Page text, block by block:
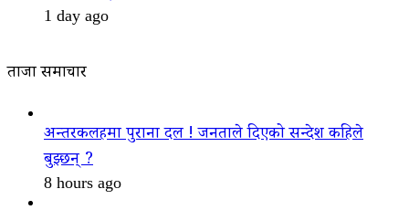
1 day ago
ताजा समाचार
अन्तरकलहमा पुराना दल ! जनताले दिएको सन्देश कहिले
बुझ्छन् ?
8 hours ago